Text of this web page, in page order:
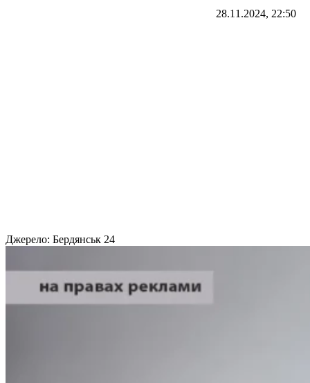
28.11.2024, 22:50
Джерело: Бердянськ 24